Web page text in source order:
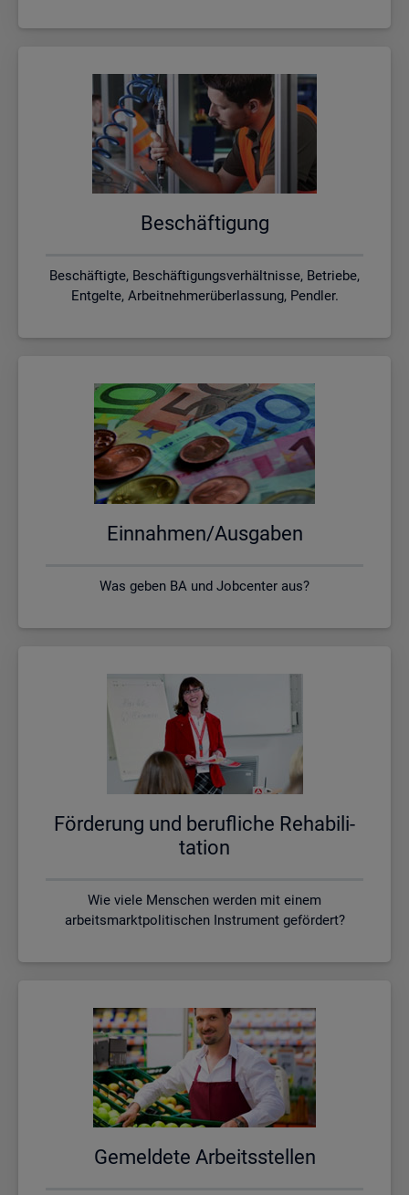
Be­schäf­ti­gung
Beschäftigte, Beschäftigungsverhältnisse, Betriebe,
Entgelte, Arbeitnehmerüberlassung, Pendler.
Ein­nah­men/Aus­ga­ben
Was geben BA und Jobcenter aus?
För­de­rung und be­ruf­li­che Re­ha­bi­li­
ta­ti­on
Wie viele Menschen werden mit einem
arbeitsmarktpolitischen Instrument gefördert?
Ge­mel­de­te Ar­beits­stel­len